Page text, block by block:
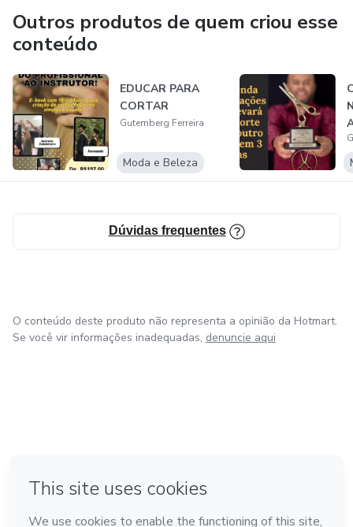
Outros produtos de quem criou esse
conteúdo
EDUCAR PARA
CORTAR
Gutemberg Ferreira
Moda e Beleza
Dúvidas frequentes
O conteúdo deste produto não representa a opinião da Hotmart.
Se você vir informações inadequadas, denuncie aqui
Feito com ❤ em Bogotá